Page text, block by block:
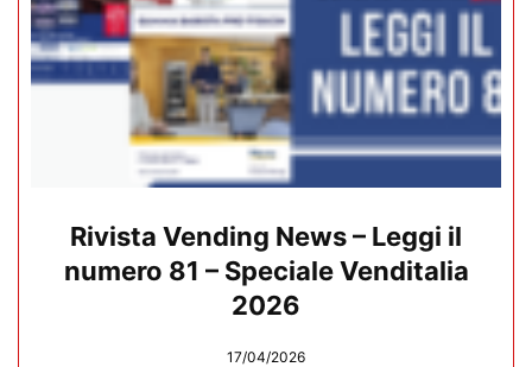
Rivista Vending News – Leggi il
numero 81 – Speciale Venditalia
2026
17/04/2026